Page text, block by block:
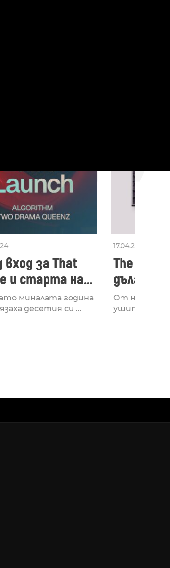
за That
и старта на
им
миналата година
десетия си ...
17.04.2024
The
втори
излезе
От няколко
ушите и